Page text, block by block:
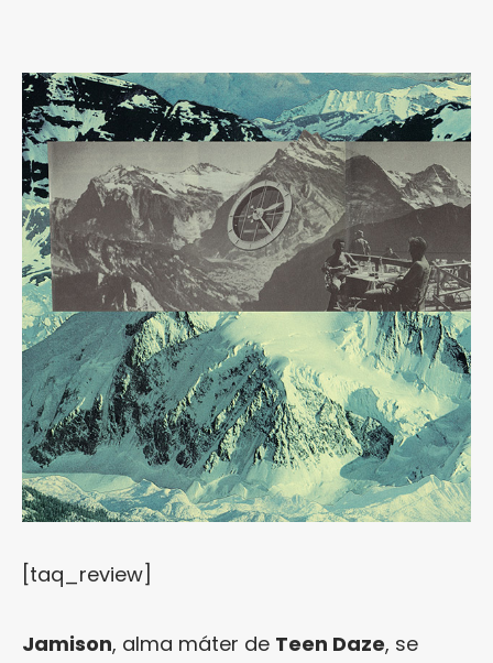
[taq_review]
Jamison, alma máter de Teen Daze, se